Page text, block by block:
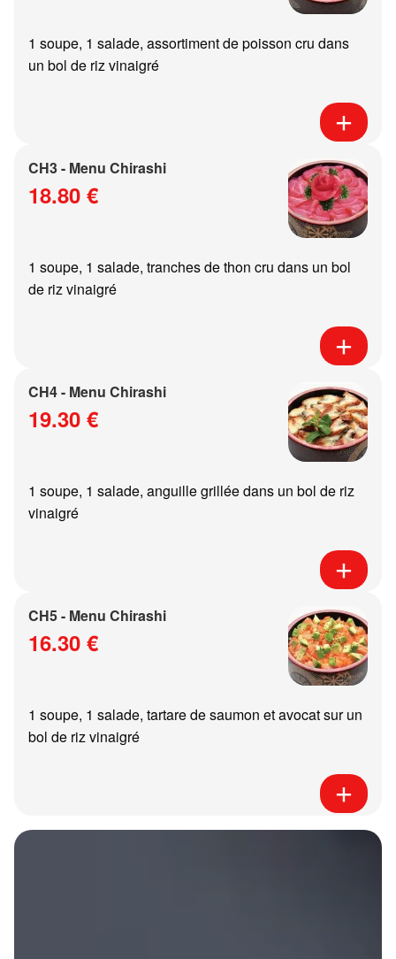
1 soupe, 1 salade, assortiment de poisson cru dans
un bol de riz vinaigré
CH3 - Menu Chirashi
18.80 €
1 soupe, 1 salade, tranches de thon cru dans un bol
de riz vinaigré
CH4 - Menu Chirashi
19.30 €
1 soupe, 1 salade, anguille grillée dans un bol de riz
vinaigré
CH5 - Menu Chirashi
16.30 €
1 soupe, 1 salade, tartare de saumon et avocat sur un
bol de riz vinaigré